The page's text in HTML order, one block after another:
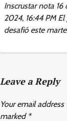
Inscrustar nota 16
2024, 16:44 PM
desafió este
Leave a Reply
Your email
marked *